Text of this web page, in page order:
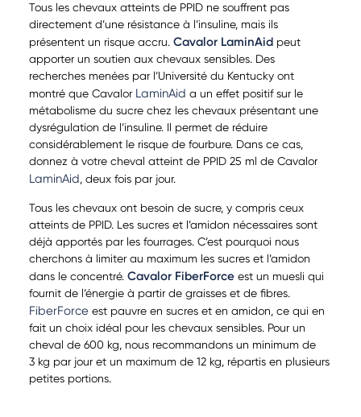
Tous les chevaux atteints de PPID ne souffrent pas
directement d’une résistance à l’insuline, mais ils
présentent un risque accru. Cavalor LaminAid peut
apporter un soutien aux chevaux sensibles. Des
recherches menées par l’Université du Kentucky ont
montré que Cavalor LaminAid a un effet positif sur le
métabolisme du sucre chez les chevaux présentant une
dysrégulation de l’insuline. Il permet de réduire
considérablement le risque de fourbure. Dans ce cas,
donnez à votre cheval atteint de PPID 25 ml de Cavalor
LaminAid, deux fois par jour.
Tous les chevaux ont besoin de sucre, y compris ceux
atteints de PPID. Les sucres et l’amidon nécessaires sont
déjà apportés par les fourrages. C’est pourquoi nous
cherchons à limiter au maximum les sucres et l’amidon
dans le concentré. Cavalor FiberForce est un muesli qui
fournit de l’énergie à partir de graisses et de fibres.
FiberForce est pauvre en sucres et en amidon, ce qui en
fait un choix idéal pour les chevaux sensibles. Pour un
cheval de 600 kg, nous recommandons un minimum de
3 kg par jour et un maximum de 12 kg, répartis en plusieurs
petites portions.